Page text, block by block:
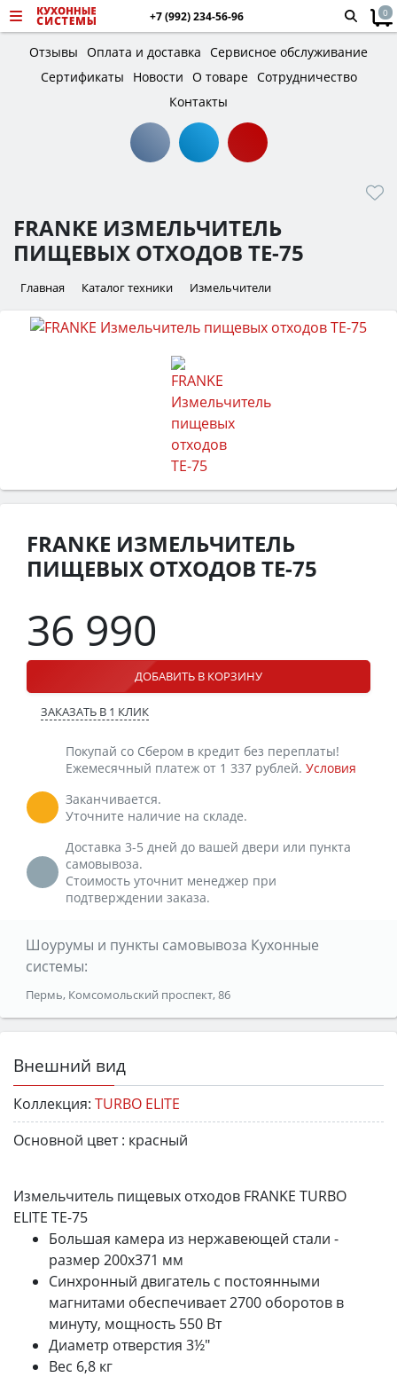
+7 (992) 234-56-96 0
Отзывы Оплата и доставка Сервисное обслуживание
Сертификаты
Новости О товаре Сотрудничество
Контакты
FRANKE ИЗМЕЛЬЧИТЕЛЬ
ПИЩЕВЫХ ОТХОДОВ TE-75
Главная Каталог техники Измельчители
FRANKE ИЗМЕЛЬЧИТЕЛЬ
ПИЩЕВЫХ ОТХОДОВ TE-75
36 990
ДОБАВИТЬ В КОРЗИНУ
ЗАКАЗАТЬ В 1 КЛИК
Покупай со Сбером в кредит без переплаты!
Ежемесячный платеж от 1 337 рублей. Условия
Заканчивается.
Уточните наличие на складе.
Доставка 3-5 дней до вашей двери или пункта
самовывоза.
Стоимость уточнит менеджер при
подтверждении заказа.
Шоурумы и пункты самовывоза Кухонные
системы:
Пермь, Комсомольский проспект, 86
Внешний вид
Коллекция: TURBO ELITE
Основной цвет : красный
Измельчитель пищевых отходов FRANKE TURBO
ELITE TE-75
Большая камера из нержавеющей стали -
размер 200х371 мм
Синхронный двигатель с постоянными
магнитами обеспечивает 2700 оборотов в
минуту, мощность 550 Вт
Диаметр отверстия 3½"
Вес 6,8 кг